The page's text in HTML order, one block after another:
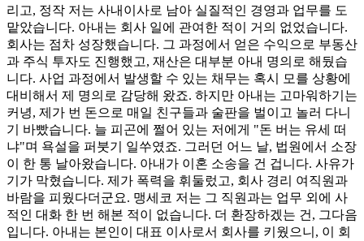
리고, 정작 저는 사내이사로 남아 실질적인 경영과 업무를 도
맡았습니다. 아내는 회사 일에 관여한 적이 거의 없었습니다.
회사는 점차 성장했습니다. 그 과정에서 얻은 수익으로 부동산
과 주식 투자도 진행했고, 재산은 대부분 아내 명의로 해뒀습
니다. 사업 과정에서 발생할 수 있는 채무는 혹시 모를 상황에
대비해서 제 명의로 감당해 왔죠. 하지만 아내는 고마워하기는
커녕, 제가 번 돈으로 매일 친구들과 술판을 벌이고 놀러 다니
기 바빴습니다. 늘 피곤에 쩔어 있는 저에게 "돈 버는 유세 떠
냐"며 욕설을 퍼붓기 일쑤였죠. 그러던 어느 날, 법원에서 소장
이 한 통 날아왔습니다. 아내가 이혼 소송을 건 겁니다. 사유가
기가 막혔습니다. 제가 폭력을 휘둘렀고, 회사 경리 여직원과
바람을 피웠다더군요. 맹세코 저는 그 직원과는 업무 외에 사
적인 대화 한 번 해본 적이 없습니다. 더 환장하겠는 건, 그다음
입니다. 아내는 본인이 대표 이사로서 회사를 키웠으니, 이 회